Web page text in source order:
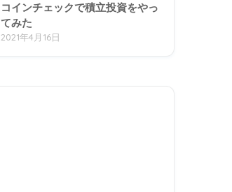
コインチェックで積立投資をやっ
てみた
2021年4月16日